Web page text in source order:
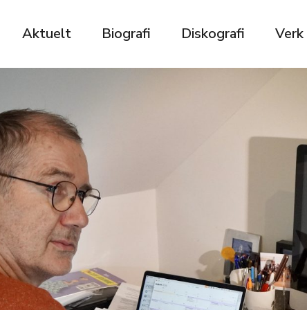
Aktuelt Biografi Diskografi Verk